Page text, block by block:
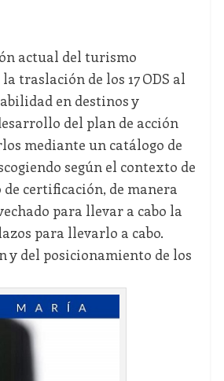
actual del turismo
traslación de los 17 ODS al
en destinos y
del plan de acción
mediante un catálogo de
según el contexto de
certificación, de manera
para llevar a cabo la
para llevarlo a cabo.
y del posicionamiento de los